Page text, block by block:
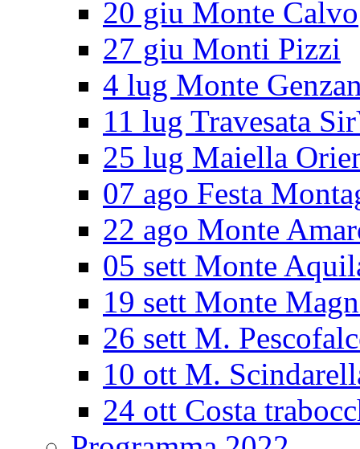
20 giu Monte Calvo
27 giu Monti Pizzi
4 lug Monte
11 lug Travesata
25 lug Maiella
07 ago Festa
22 ago Monte
05 sett Monte
19 sett Monte
26 sett M.
10 ott M.
24 ott Costa